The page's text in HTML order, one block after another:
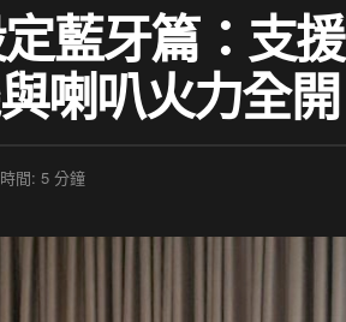
藍牙篇：支援
喇叭火力全開
間: 5 分鐘